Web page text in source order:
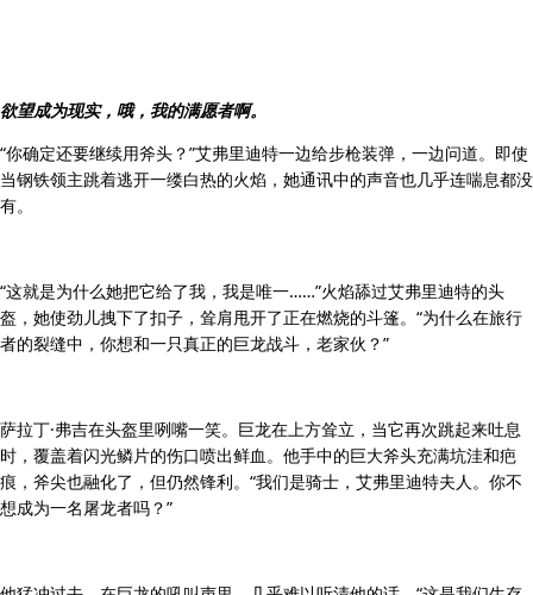
欲望成为现实，哦，我的满愿者啊。
“你确定还要继续用斧头？”艾弗里迪特一边给步枪装弹，一边问道。即使
当钢铁领主跳着逃开一缕白热的火焰，她通讯中的声音也几乎连喘息都没
有。
“这就是为什么她把它给了我，我是唯一……”火焰舔过艾弗里迪特的头
盔，她使劲儿拽下了扣子，耸肩甩开了正在燃烧的斗篷。“为什么在旅行
者的裂缝中，你想和一只真正的巨龙战斗，老家伙？”
萨拉丁·弗吉在头盔里咧嘴一笑。巨龙在上方耸立，当它再次跳起来吐息
时，覆盖着闪光鳞片的伤口喷出鲜血。他手中的巨大斧头充满坑洼和疤
痕，斧尖也融化了，但仍然锋利。“我们是骑士，艾弗里迪特夫人。你不
想成为一名屠龙者吗？”